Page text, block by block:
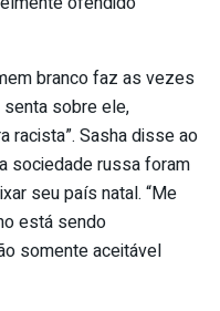
branco faz as vezes
senta sobre ele,
racista”. Sasha disse ao
sociedade russa foram
seu país natal. “Me
está sendo
somente aceitável